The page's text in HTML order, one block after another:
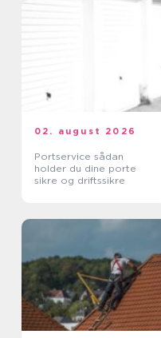
02. august 2026
Portservice sådan
holder du dine porte
sikre og driftssikre